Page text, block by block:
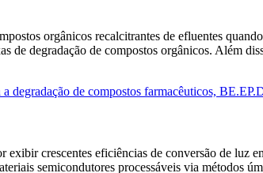
orgânicos recalcitrantes de efluentes
de degradação de compostos orgânicos. Além
degradação de compostos farmacêuticos,
crescentes eficiências de conversão de luz
semicondutores processáveis via métodos